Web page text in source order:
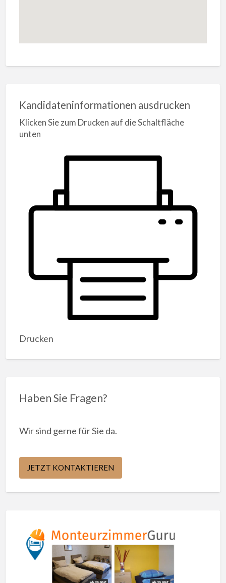
Kandidateninformationen ausdrucken
Klicken Sie zum Drucken auf die Schaltfläche
unten
Drucken
Haben Sie Fragen?
Wir sind gerne für Sie da.
JETZT KONTAKTIEREN